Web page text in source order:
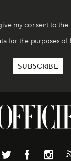
my consent to the
for the purposes of